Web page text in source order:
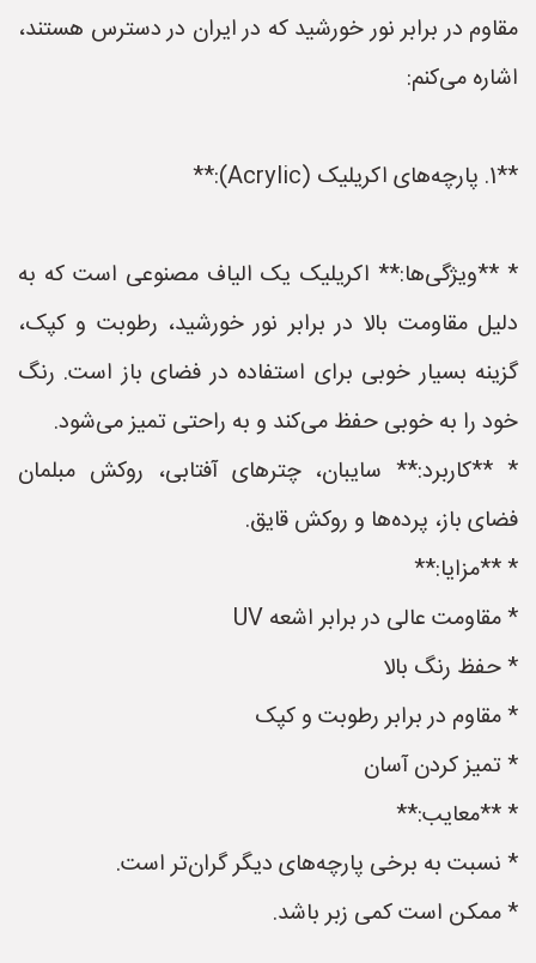
مقاوم در برابر نور خورشید که در ایران در دسترس هستند،
اشاره می‌کنم:
**1. پارچه‌های اکریلیک (Acrylic):**
* **ویژگی‌ها:** اکریلیک یک الیاف مصنوعی است که به
دلیل مقاومت بالا در برابر نور خورشید، رطوبت و کپک،
گزینه بسیار خوبی برای استفاده در فضای باز است. رنگ
خود را به خوبی حفظ می‌کند و به راحتی تمیز می‌شود.
* **کاربرد:** سایبان، چترهای آفتابی، روکش مبلمان
فضای باز، پرده‌ها و روکش قایق.
* **مزایا:**
* مقاومت عالی در برابر اشعه UV
* حفظ رنگ بالا
* مقاوم در برابر رطوبت و کپک
* تمیز کردن آسان
* **معایب:**
* نسبت به برخی پارچه‌های دیگر گران‌تر است.
* ممکن است کمی زبر باشد.